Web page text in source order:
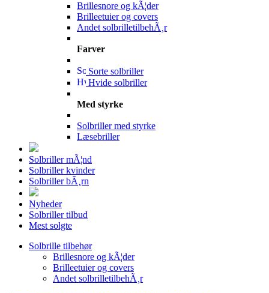
Brillesnore og kÃ¦der
Brilleetuier og covers
Andet solbrilletilbehÃ¸r
Farver
Sorte solbriller
Hvide solbriller
Med styrke
Solbriller med styrke
Læsebriller
Solbriller mÃ¦nd
Solbriller kvinder
Solbriller bÃ¸rn
Nyheder
Solbriller tilbud
Mest solgte
Solbrille tilbehør
Brillesnore og kÃ¦der
Brilleetuier og covers
Andet solbrilletilbehÃ¸r